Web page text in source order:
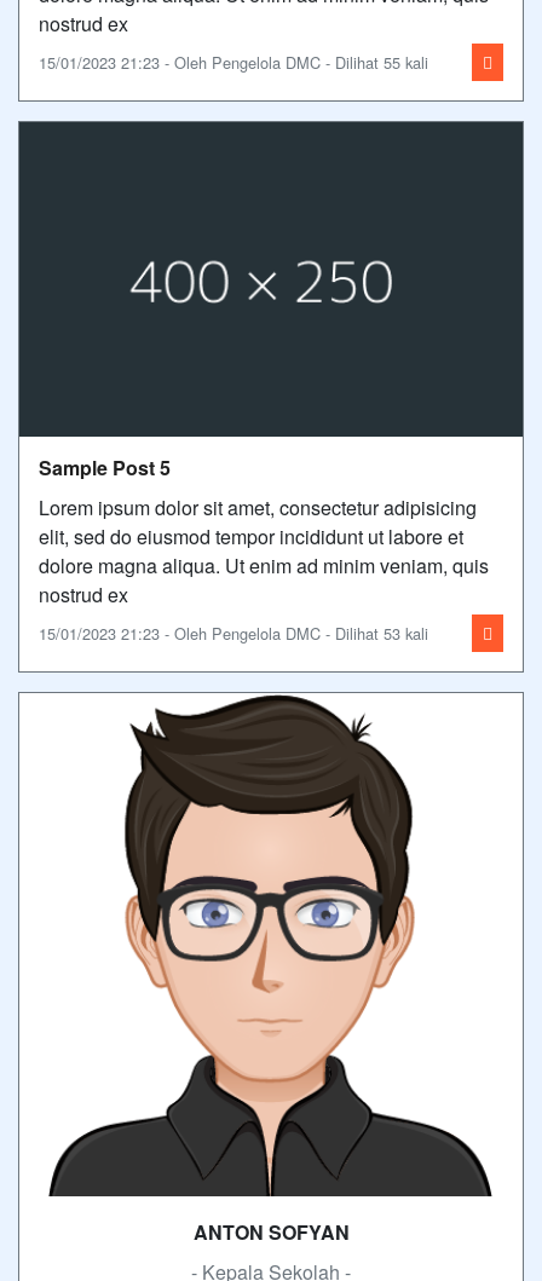
nostrud ex
15/01/2023 21:23 - Oleh Pengelola DMC - Dilihat 55 kali
Sample Post 5
Lorem ipsum dolor sit amet, consectetur adipisicing
elit, sed do eiusmod tempor incididunt ut labore et
dolore magna aliqua. Ut enim ad minim veniam, quis
nostrud ex
15/01/2023 21:23 - Oleh Pengelola DMC - Dilihat 53 kali
ANTON SOFYAN
- Kepala Sekolah -